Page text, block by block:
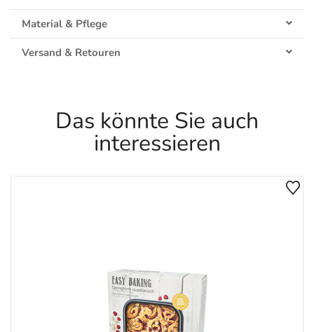
Material & Pflege
Versand & Retouren
Das könnte Sie auch
interessieren